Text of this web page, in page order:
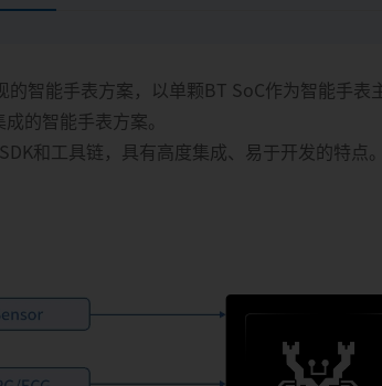
的智能手表方案，以单颗BT SoC作为智能手
的智能手表方案。
和工具链，具有高度集成、易于开发的特点。